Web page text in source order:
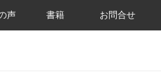
声 書籍 お問合せ